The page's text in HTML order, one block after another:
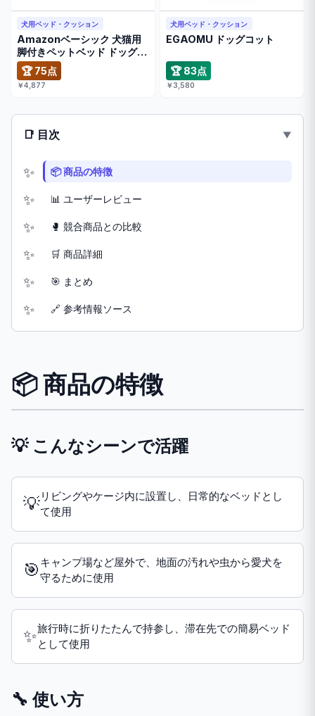
犬用ベッド・クッション
Amazonベーシック 犬猫用
脚付きペットベッド ドッグコ
ッ …
🏆 75点
￥4,877
犬用ベッド・クッション
EGAOMU ドッグコット
🏆 83点
￥3,580
📑 目次
📦 商品の特徴
📊 ユーザーレビュー
🥊 競合商品との比較
🛒 商品詳細
🎯 まとめ
🔗 参考情報ソース
📦 商品の特徴
💡 こんなシーンで活躍
💡リビングやケージ内に設置し、日常的なベッドとし
て使用
🎯 キャンプ場など屋外で、地面の汚れや虫から愛犬を
守るために使用
✨旅行時に折りたたんで持参し、滞在先での簡易ベッド
として使用
🔧 使い方